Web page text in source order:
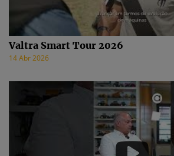
Valtra Smart Tour 2026
14 Abr 2026